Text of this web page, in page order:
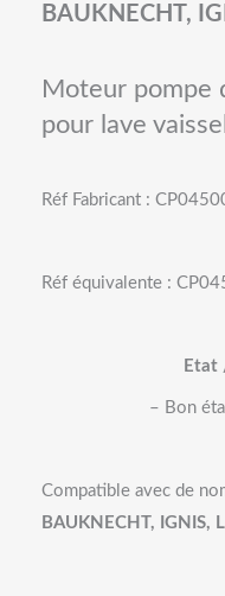
BAUKNECHT,
Moteur pompe
pour lave
Réf Fabricant :
Réf équivalente :
Etat
– Bon
Compatible avec de
BAUKNECHT, IGNIS,